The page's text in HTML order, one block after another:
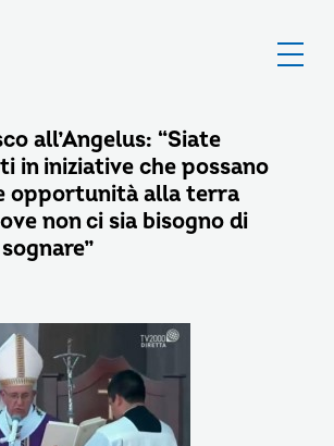
all’Angelus: “Siate
in iniziative che possano
opportunità alla terra
non ci sia bisogno di